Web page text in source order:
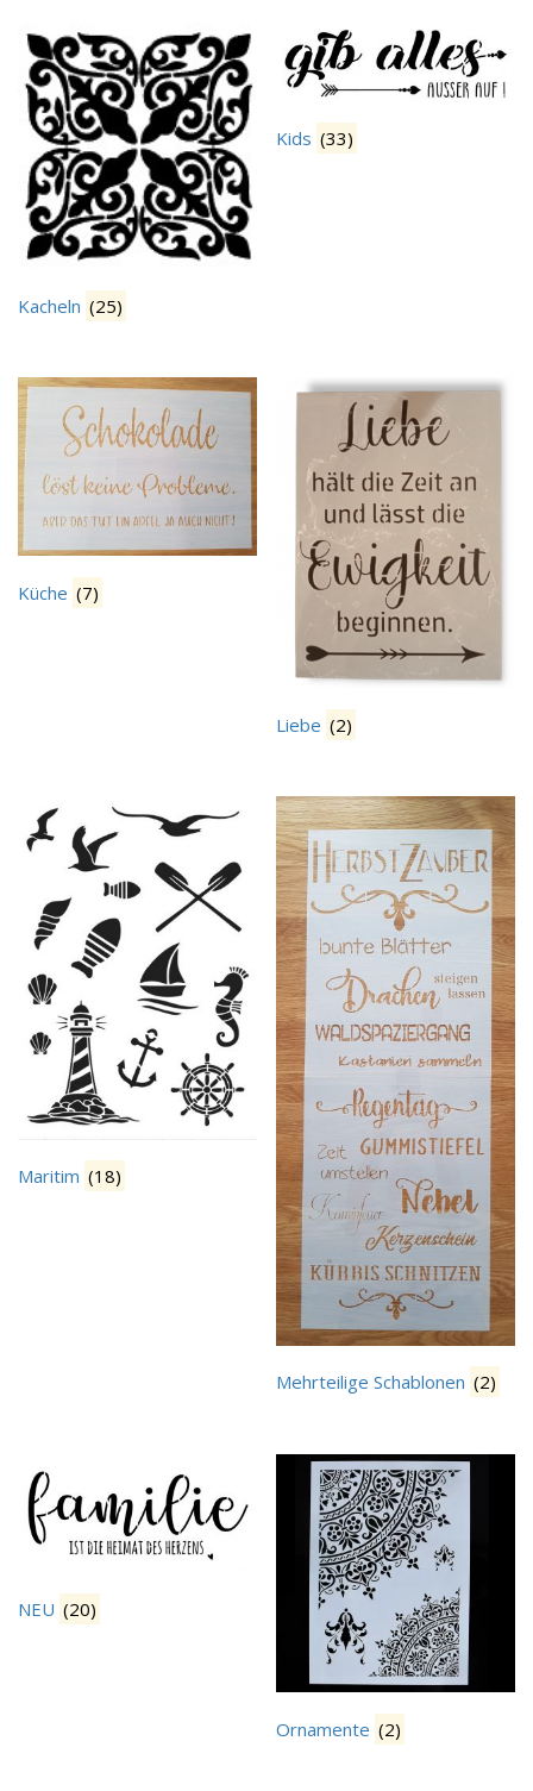
Kacheln (25)
Kids (33)
Küche (7)
Liebe (2)
Maritim (18)
Mehrteilige Schablonen (2)
NEU (20)
Ornamente (2)